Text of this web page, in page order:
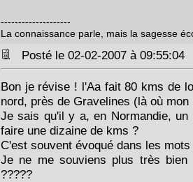
--------------------
La connaissance parle, mais la sagesse
Posté le 02-02-2007 à
Bon je révise ! l'Aa fait 80 kms de
nord, près de Gravelines (là où mon
Je sais qu'il y a, en Normandie,
faire une dizaine de kms ?
C'est souvent évoqué dans les
Je ne me souviens plus très
?????